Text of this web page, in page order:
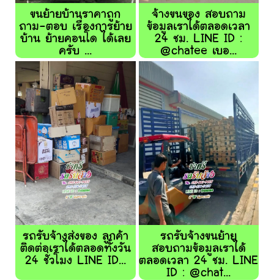
ขนย้ายบ้านราคาถูก
ถาม-ตอบ เรื่องการย้าย
บ้าน ย้ายคอนโด ได้เลย
ครับ ...
จ้างขนของ สอบถาม
ข้อมูลเราได้ตลอดเวลา
24 ชม. LINE ID :
@chatee เบอ...
รถรับจ้างส่งของ ลูกค้า
ติดต่อเราได้ตลอดทั้งวัน
24 ชั่วโมง LINE ID...
รถรับจ้างขนย้าย
สอบถามข้อมูลเราได้
ตลอดเวลา 24 ชม. LINE
ID : @chat...